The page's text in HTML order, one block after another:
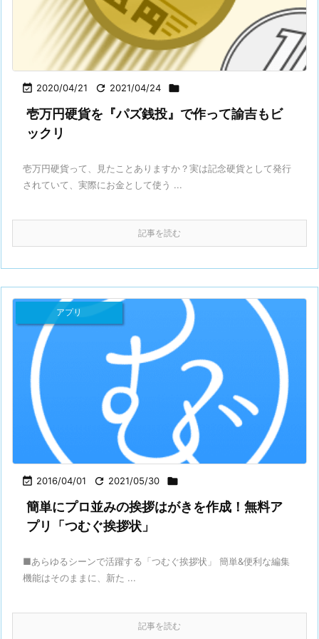
 2020/04/21  2021/04/24 
壱万円硬貨を『パズ銭投』で作って諭吉もビ
ックリ
壱万円硬貨って、見たことありますか？実は記念硬貨として発行
されていて、実際にお金として使う ...
記事を読む
 2016/04/01  2021/05/30 
アプリ
簡単にプロ並みの挨拶はがきを作成！無料ア
プリ「つむぐ挨拶状」
■あらゆるシーンで活躍する「つむぐ挨拶状」 簡単&便利な編集
機能はそのままに、新た ...
記事を読む